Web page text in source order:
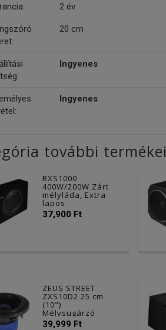
2 év
20 cm
Ingyenes
Ingyenes
további termékei
RXS1000
400W/200W Zárt
mélyláda, Extra
lapos
37,900 Ft
ZEUS STREET
ZXS10D2 25 cm
(10")
Mélysugárzó
39,999 Ft